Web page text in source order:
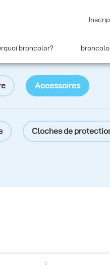
broncolor?
Accessoires
Cloches de